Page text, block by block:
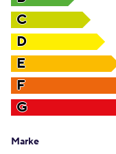
C
D
E
F
G
Marke